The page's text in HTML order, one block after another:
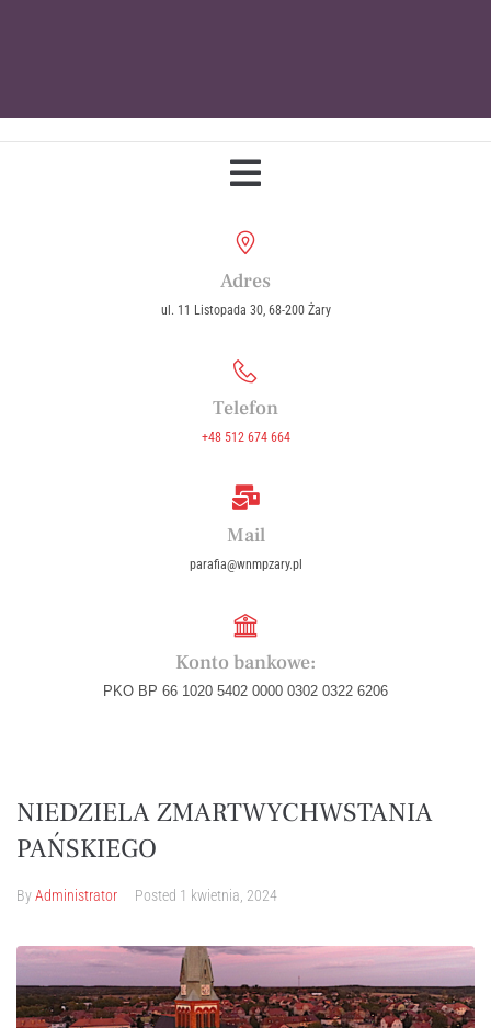
Adres
ul. 11 Listopada 30, 68-200 Żary
Telefon
+48 512 674 664
Mail
parafia@wnmpzary.pl
Konto bankowe:
PKO BP 66 1020 5402 0000 0302 0322 6206
NIEDZIELA ZMARTWYCHWSTANIA
PAŃSKIEGO
ByAdministrator Posted 1 kwietnia, 2024